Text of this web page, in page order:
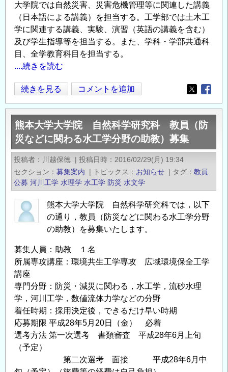
集
し
ま
す
～
の
大学院では自然災害、災害危機管理等に関連した講義
（日本語による講義）を担当する。工学部では土木工
学に関連する講義、実験、演習（英語の講義を含む）
及び学生指導等を担当する。また、学科・学部共通科
目、全学教育科目を担当する。
....続きを読む
北
海
道
大
学
大
学
院
工
学
研
土
木
工
学
部
門
准
教
の
続きを見る コメントを追加
Opens in
熊本大学大学院 自然科学研究科 教員（防
災などに関わる水工学分野の助教）募集
投稿者 川越保徳 | 投稿日時
2016/02/29(月) 19:34
セクション
募集案内 | トピックス お知らせ | タグ
教員
公募 河川工学 水理学 水工学 防災 水文学
熊本大学大学院 自然科学研究科では，以下
の通り，教員（防災などに関わる水工学分野
の助教）を募集いたします。
募集人員：助教 １名
所属専攻講座：環境共生工学専攻 広域環境保全工学
講座
専門分野：防災・減災に関わる，水工学，流砂水理
学，河川工学，数値流体力学などの分野
着任時期：採用決定後，できるだけ早い時期
応募期限 平成28年5月20日（金） 必着
選考方法 第一次選考 書類審査 平成28年6月上旬
（予定）
第二次選考 面接 平成28年6月中